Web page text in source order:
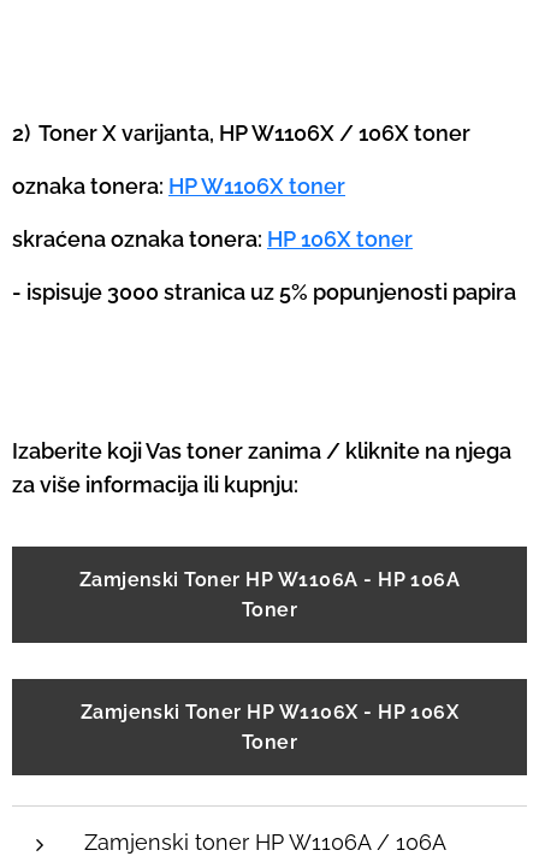
2) Toner X varijanta, HP W1106X / 106X toner
oznaka tonera: HP W1106X toner
skraćena oznaka tonera: HP 106X toner
- ispisuje 3000 stranica uz 5% popunjenosti papira
Izaberite koji Vas toner zanima / kliknite na njega
za više informacija ili kupnju:
Zamjenski Toner HP W1106A - HP 106A
Toner
Zamjenski Toner HP W1106X - HP 106X
Toner
Zamjenski toner HP W1106A / 106A